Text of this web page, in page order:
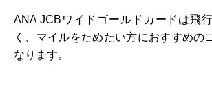
ANA JCBワイドゴールドカードは飛
く、マイルをためたい方におすすめの
なります。